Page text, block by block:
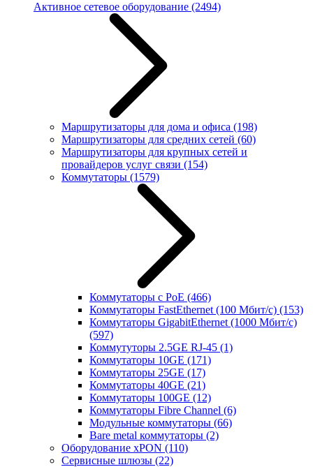
Активное сетевое оборудование (2494)
Маршрутизаторы для дома и офиса (198)
Маршрутизаторы для средних сетей (60)
Маршрутизаторы для крупных сетей и
провайдеров услуг связи (154)
Коммутаторы (1579)
Коммутаторы с PoE (466)
Коммутаторы FastEthernet (100 Мбит/с) (153)
Коммутаторы GigabitEthernet (1000 Мбит/с)
(597)
Коммутуторы 2.5GE RJ-45 (1)
Коммутаторы 10GE (171)
Коммутаторы 25GE (17)
Коммутаторы 40GE (21)
Коммутаторы 100GE (12)
Коммутаторы Fibre Channel (6)
Модульные коммутаторы (66)
Bare metal коммутаторы (2)
Оборудование xPON (110)
Сервисные шлюзы (22)